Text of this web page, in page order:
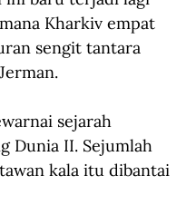
Kharkiv empat
sengit tantara
sejarah
Dunia II. Sejumlah
kala itu dibantai